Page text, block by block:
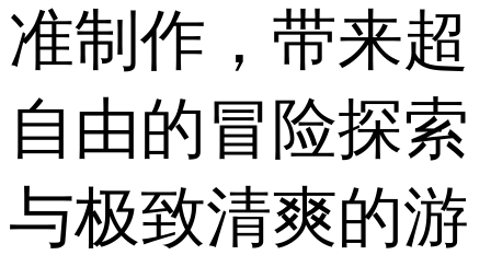
准制作，带来超
自由的冒险探索
与极致清爽的游